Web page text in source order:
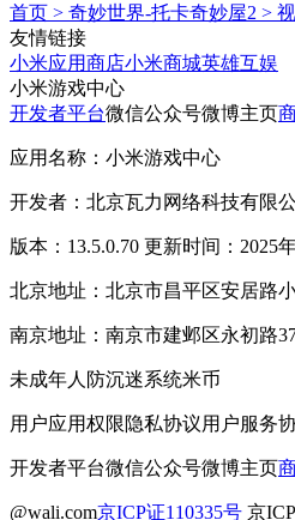
首页 > 奇妙世界-托卡奇妙屋2 >
友情链接
小米应用商店小米商城英雄互娱
小米游戏中心
开发者平台微信公众号微博主页
应用名称：小米游戏中心
开发者：北京瓦力网络科技有限
版本：13.5.0.70 更新时间：2025
北京地址：北京市昌平区安居路
南京地址：南京市建邺区永初路
未成年人防沉迷系统米币
用户应用权限隐私协议用户服务
开发者平台微信公众号微博主页
@wali.com京ICP证110335号 京